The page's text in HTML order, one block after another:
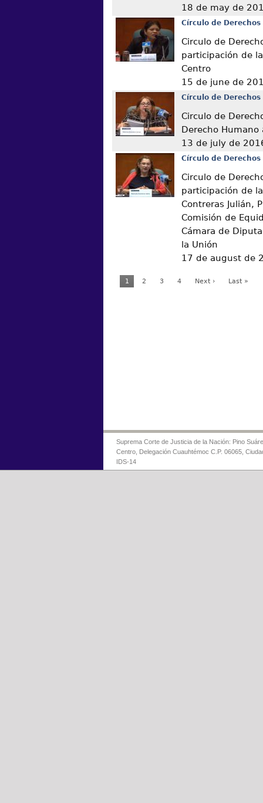
18 de may de
Círculo de Derechos
Circulo de
participación de
Centro
15 de june de
Círculo de Derechos
Circulo de
Derecho
13 de july de
Círculo de Derechos
Circulo de
participación de
Contreras Julián,
Comisión de
Cámara de
la Unión
17 de august de
1 2 3 4 Next › Last »
Suprema Corte de Justicia de la Nación: Pino
Centro, Delegación Cuauhtémoc C.P. 06065,
IDS-14